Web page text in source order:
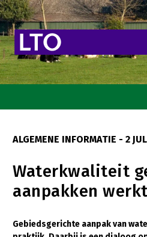
Goed eten
Mooi groen
Sterk ondernemerschap
ALGEMENE INFORMATIE - 2
Waterkwaliteit
aanpakken
Gebiedsgerichte aanpak van